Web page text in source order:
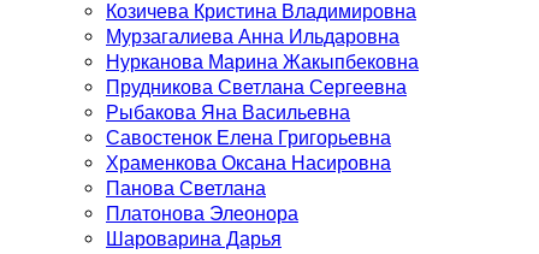
Козичева Кристина Владимировна
Мурзагалиева Анна Ильдаровна
Нурканова Марина Жакыпбековна
Прудникова Светлана Сергеевна
Рыбакова Яна Васильевна
Савостенок Елена Григорьевна
Храменкова Оксана Насировна
Панова Светлана
Платонова Элеонора
Шароварина Дарья